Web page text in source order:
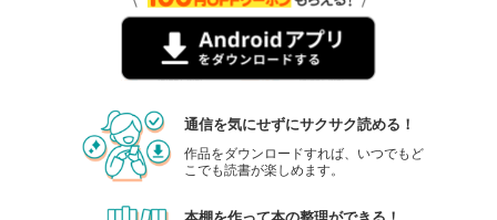
通信を気にせずにサクサク読める！
作品をダウンロードすれば、いつでもど
こでも読書が楽しめます。